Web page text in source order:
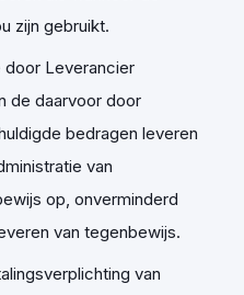
zijn gebruikt.
Leverancier
de daarvoor door
bedragen leveren
van
op, onverminderd
van tegenbewijs.
van